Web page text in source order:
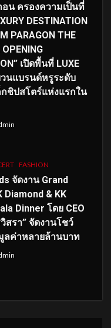
น ครองความเป็นที่
DESTINATION
PARAGON THE
เปิดพื้นที่ LUXE
นแบรนด์หรูระดับ
ชิปสโตร์แห่งแรกใน
FASHION
จัดงาน Grand
Diamond & KK
Dinner โดย CEO
สรา” จัดงานโชว์
ลค่าหลายล้านบาท